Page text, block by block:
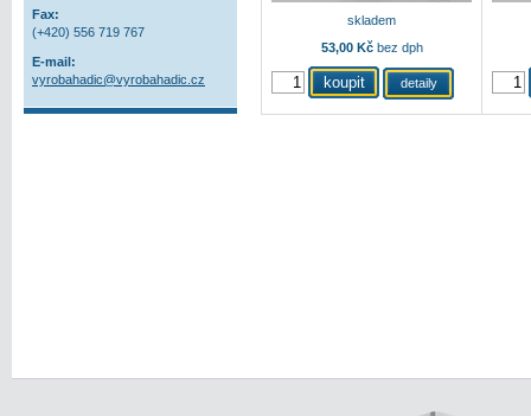
Fax:
(+420) 556 719 767
E-mail:
vyrobahadic@vyrobahadic.cz
skladem
53,00 Kčbez dph
detaily